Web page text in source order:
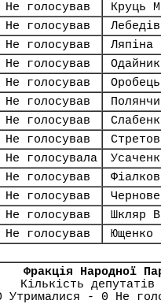
Не голосував Круць
Не голосував
Не голосував Ляпіна
Не голосував
Не голосував
Не голосував
Не голосував
Не голосував
Не голосувала
Не голосував
Не голосував
Не голосував Шкляр
Не голосував
Фракція Народної
Кількість
- 0 Не